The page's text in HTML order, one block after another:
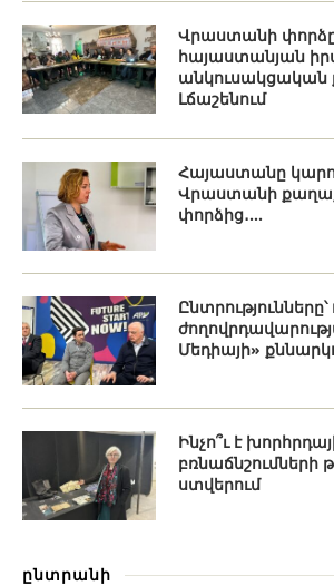
Վրաստանի
հայաստանյան
անկուսակցական
Լճաշենում
Հայաստանը
Վրաստանի
փորձից․...
Մեդիայի»
Ինչո՞ւ է
բռնաճնշումների
ստվերում
ընտրանի